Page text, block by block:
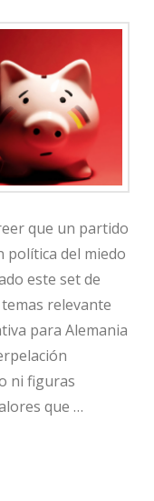
que un partido
política del miedo
este set de
relevante
para Alemania
ni figuras
que …